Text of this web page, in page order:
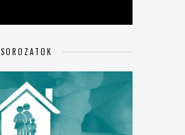
SOROZATOK